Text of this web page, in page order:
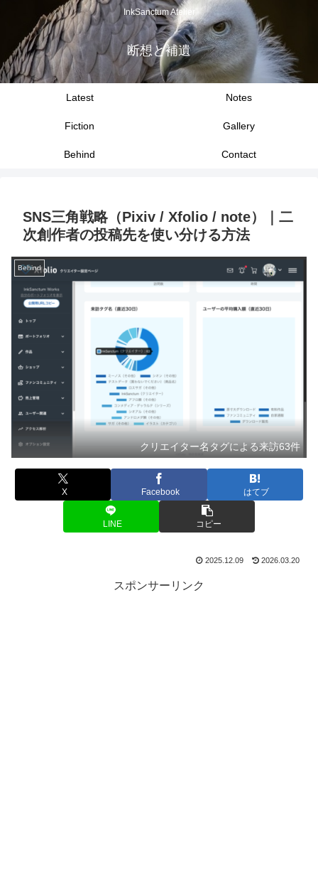
InkSanctum Atelier
断想と補遺
Latest Notes
Fiction Gallery
Behind Contact
SNS三角戦略（Pixiv / Xfolio / note）｜二
次創作者の投稿先を使い分ける方法
Behind
クリエイター名タグによる来訪63件
X Facebook はてブ
LINE コピー
2025.12.09 2026.03.20
スポンサーリンク